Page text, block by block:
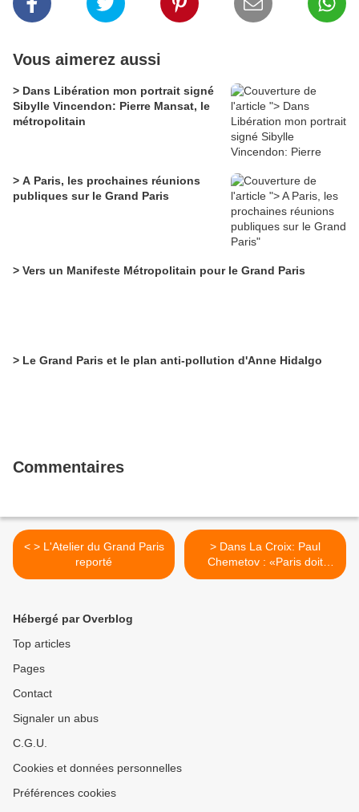
Vous aimerez aussi
> Dans Libération mon portrait signé
Sibylle Vincendon: Pierre Mansat, le
métropolitain
> A Paris, les prochaines réunions
publiques sur le Grand Paris
> Vers un Manifeste Métropolitain pour le Grand Paris
> Le Grand Paris et le plan anti-pollution d'Anne Hidalgo
Commentaires
< > L'Atelier du Grand Paris
reporté
> Dans La Croix: Paul
Chemetov : «Paris doit
trouver son propre modèle
Hébergé par Overblog
Top articles
Pages
Contact
Signaler un abus
C.G.U.
Cookies et données personnelles
Préférences cookies